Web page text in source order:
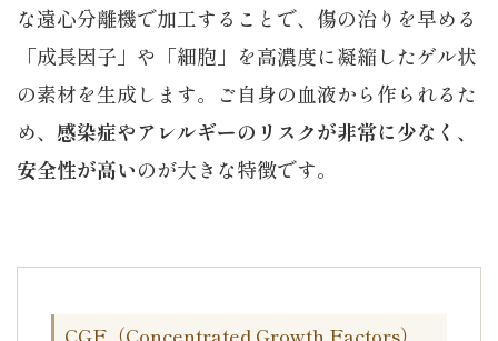
な遠心分離機で加工することで、傷の治りを早める
「成長因子」や「細胞」を高濃度に凝縮したゲル状
の素材を生成します。ご自身の血液から作られるた
め、 感染症やアレルギーのリスクが非常に少なく、
安全性が高いのが大きな特徴です。
CGF（Concentrated Growth Factors）